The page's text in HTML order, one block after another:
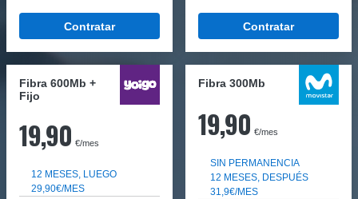
Contratar Contratar
Fibra 600Mb +
Fijo
19,90 €/mes
12 MESES, LUEGO
29,90€/MES
Fibra 300Mb
19,90 €/mes
SIN PERMANENCIA
12 MESES, DESPUÉS
31,9€/MES